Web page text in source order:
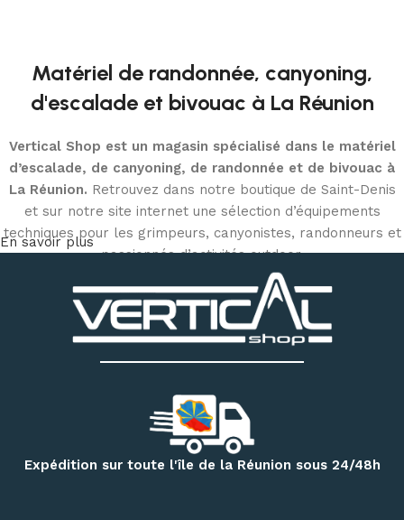
Matériel de randonnée, canyoning,
d'escalade et bivouac à La Réunion
Vertical Shop est un magasin spécialisé dans le matériel
d’escalade, de canyoning, de randonnée et de bivouac à
La Réunion. Retrouvez dans notre boutique de Saint-Denis
et sur notre site internet une sélection d’équipements
techniques pour les grimpeurs, canyonistes, randonneurs et
passionnés d’activités outdoor.
Découvrez notre matériel d’escalade et de canyoning
chaussons d’escalade, baudriers, cordes, mousquetons,
descendeurs, systèmes d’assurage, casques, sacs
techniques et accessoires. Notre magasin dispose
modèles de chaussons selon votre pratique et la forme de
votre pied.
Pour vos randonnées à Mafate, Cilaos, Salazie, au volcan ou
En savoir plus
Expédition sur toute l'île de la Réunion sous 24/48h